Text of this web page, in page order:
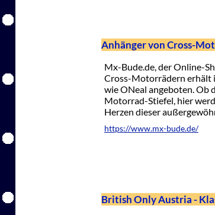
Anhänger von Cross-
Mx-Bude.de, der Online-
Cross-Motorrädern erhält
wie ONeal angeboten. Ob
Motorrad-Stiefel, hier
Herzen dieser
https://www.mx-bude.de/
British Only Austria -